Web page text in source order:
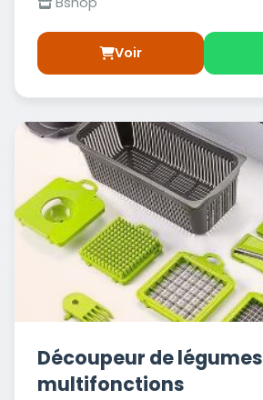
Voir
Découpeur de légumes
multifonctions